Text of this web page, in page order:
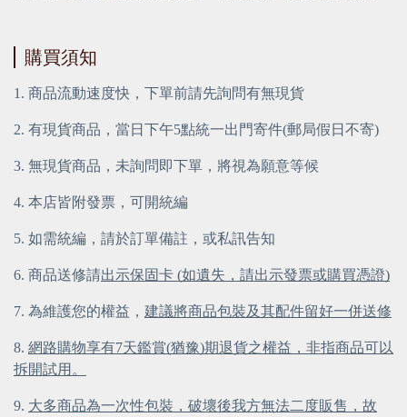
購買須知
1. 商品流動速度快，下單前請先詢問有無現貨
2. 有現貨商品，當日下午5點統一出門寄件(郵局假日不寄)
3. 無現貨商品，未詢問即下單，將視為願意等候
4. 本店皆附發票，可開統編
5. 如需統編，請於訂單備註，或私訊告知
6. 商品送修請出示保固卡 (如遺失，請出示發票或購買憑證)
7. 為維護您的權益， 建議將商品包裝及其配件留好一併送修
8. 網路購物享有7天鑑賞(猶豫)期退貨之權益，非指商品可以
拆開試用。
9. 大多商品為一次性包裝，破壞後我方無法二度販售，故